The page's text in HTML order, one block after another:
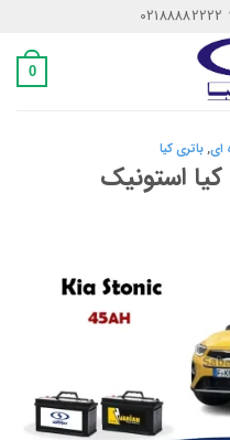
02188882222
0
ای,باتری کیا
استونیک